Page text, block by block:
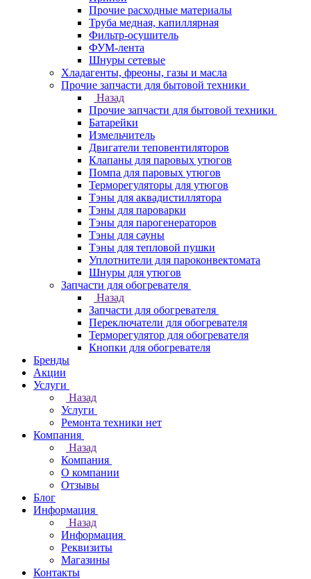
Прочие расходные материалы
Труба медная, капиллярная
Фильтр-осушитель
ФУМ-лента
Шнуры сетевые
Хладагенты, фреоны, газы и масла
Прочие запчасти для бытовой техники
Назад
Прочие запчасти для бытовой техники
Батарейки
Измельчитель
Двигатели теповентиляторов
Клапаны для паровых утюгов
Помпа для паровых утюгов
Терморегуляторы для утюгов
Тэны для аквадистиллятора
Тэны для пароварки
Тэны для парогенераторов
Тэны для сауны
Тэны для тепловой пушки
Уплотнители для пароконвектомата
Шнуры для утюгов
Запчасти для обогревателя
Назад
Запчасти для обогревателя
Переключатели для обогревателя
Терморегулятор для обогревателя
Кнопки для обогревателя
Бренды
Акции
Услуги
Назад
Услуги
Ремонта техники нет
Компания
Назад
Компания
О компании
Отзывы
Блог
Информация
Назад
Информация
Реквизиты
Магазины
Контакты